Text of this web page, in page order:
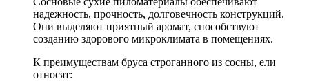
надежность, прочность, долговечность конструкций.
Они выделяют приятный аромат, способствуют
созданию здорового микроклимата в помещениях.
К преимуществам бруса строганного из сосны, ели
относят: